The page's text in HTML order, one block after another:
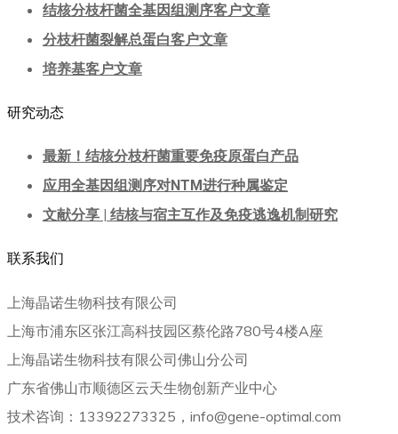
结核分枝杆菌全基因组测序客户文章
分枝杆菌裂解总蛋白客户文章
培养基客户文章
研究动态
最新！结核分枝杆菌重要免疫原蛋白产品
应用全基因组测序对NTM进行种属鉴定
文献分享 | 结核与宿主互作及免疫逃逸机制研究
联系我们
上海晶诺生物科技有限公司
上海市浦东区张江高科技园区蔡伦路780号4楼A座
上海晶诺生物科技有限公司佛山分公司
广东省佛山市顺德区云天生物创新产业中心
技术咨询：13392273325，info@gene-optimal.com